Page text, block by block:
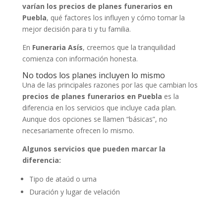
varían los precios de planes funerarios en
Puebla, qué factores los influyen y cómo tomar la
mejor decisión para ti y tu familia.
En Funeraria Asís, creemos que la tranquilidad
comienza con información honesta.
No todos los planes incluyen lo mismo
Una de las principales razones por las que cambian los
precios de planes funerarios en Puebla es la
diferencia en los servicios que incluye cada plan.
Aunque dos opciones se llamen “básicas”, no
necesariamente ofrecen lo mismo.
Algunos servicios que pueden marcar la
diferencia:
Tipo de ataúd o urna
Duración y lugar de velación